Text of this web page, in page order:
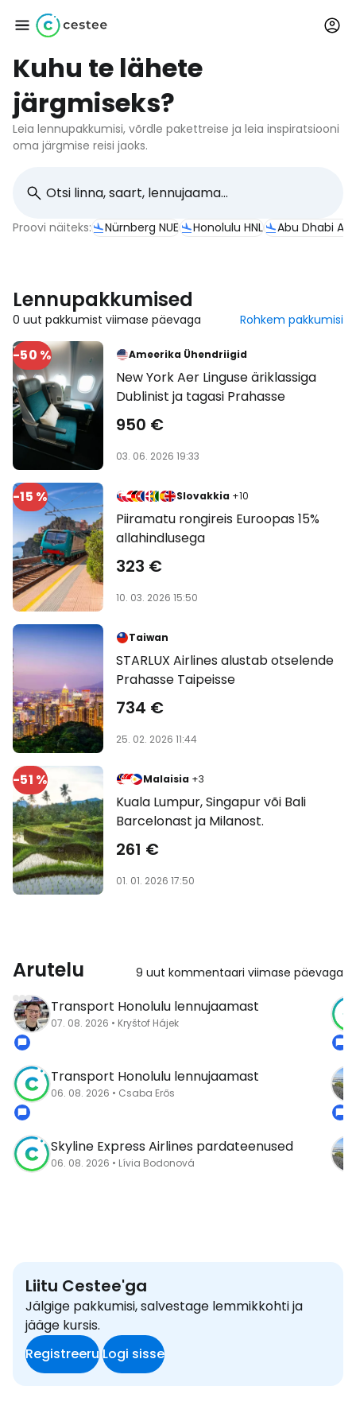
Kuhu te lähete
järgmiseks?
Leia lennupakkumisi, võrdle pakettreise ja leia inspiratsiooni
oma järgmise reisi jaoks.
Proovi näiteks: Nürnberg NUE Honolulu HNL Abu Dhabi
Lennupakkumised
0 uut pakkumist viimase päevaga Rohkem pakkumisi
-50 % Ameerika Ühendriigid
New York Aer Linguse äriklassiga
Dublinist ja tagasi Prahasse
950 €
03. 06. 2026 19:33
-15 % Slovakkia +10
Piiramatu rongireis Euroopas 15%
allahindlusega
323 €
10. 03. 2026 15:50
Taiwan
STARLUX Airlines alustab otselende
Prahasse Taipeisse
734 €
25. 02. 2026 11:44
-51 % Malaisia +3
Kuala Lumpur, Singapur või Bali
Barcelonast ja Milanost.
261 €
01. 01. 2026 17:50
Arutelu 9 uut kommentaari viimase päevaga
Transport Honolulu lennujaamast
07. 08. 2026 • Kryštof Hájek
Transport Honolulu lennujaamast
06. 08. 2026 • Csaba Erős
Skyline Express Airlines pardateenused
06. 08. 2026 • Lívia Bodonová
Liitu Cestee'ga
Jälgige pakkumisi, salvestage lemmikkohti ja
jääge kursis.
RegistreeruLogi sisse
Logi sisse
Cestee'sse